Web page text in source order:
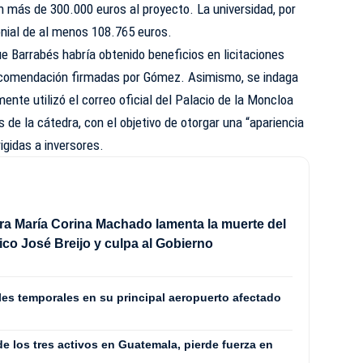
más de 300.000 euros al proyecto. La universidad, por
de al menos 108.765 euros.
Barrabés habría obtenido beneficios en licitaciones
firmadas por Gómez. Asimismo, se indaga
utilizó el correo oficial del Palacio de la Moncloa
la cátedra, con el objetivo de otorgar una “apariencia
a inversores.
María Corina Machado lamenta la muerte del
José Breijo y culpa al Gobierno
temporales en su principal aeropuerto afectado
los tres activos en Guatemala, pierde fuerza en